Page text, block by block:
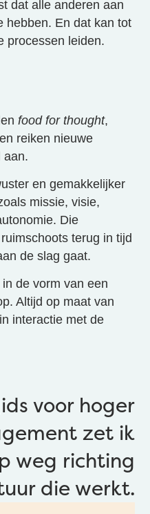
dat alle anderen aan
hebben. En dat kan tot
processen leiden.
food for thought,
reiken nieuwe
aan.
en gemakkelijker
missie, visie,
Die
terug in tijd
de slag gaat.
de vorm van een
Altijd op maat van
interactie met de
voor hoger
zet ik
weg richting
die werkt.